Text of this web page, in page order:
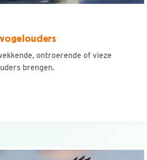
ontroerende of vieze
brengen.